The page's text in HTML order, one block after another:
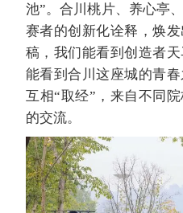
池”。合川桃片、养心亭
赛者的创新化诠释，焕
稿，我们能看到创造者
能看到合川这座城的青
互相“取经”，来自不同
的交流。